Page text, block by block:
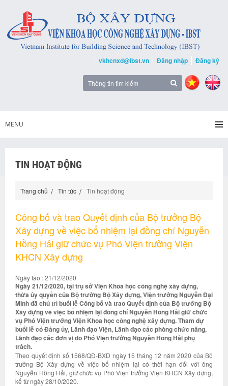
vkhcnxd@ibst.vn Đăng nhập Đăng ký
MENU
TIN HOẠT ĐỘNG
Trang chủ Tin tức Tin hoạt động
Công bố và trao Quyết định của Bộ trưởng Bộ
Xây dựng về việc bổ nhiệm lại đồng chí Nguyễn
Hồng Hải giữ chức vụ Phó Viện trưởng Viện
KHCN Xây dựng
Ngày tạo : 21/12/2020
Ngày 21/12/2020, tại trụ sở Viện Khoa học công nghệ xây dựng,
thừa ủy quyền của Bộ trưởng Bộ Xây dựng, Viện trưởng Nguyễn Đại
Minh đã chủ trì buổi lễ Công bố và trao Quyết định của Bộ trưởng Bộ
Xây dựng về việc bổ nhiệm lại đồng chí Nguyễn Hồng Hải giữ chức
vụ Phó Viện trưởng Viện Khoa học công nghệ xây dựng. Tham dự
buổi lễ có Đảng ủy, Lãnh đạo Viện, Lãnh đạo các phòng chức năng,
Lãnh đạo các đơn vị do Phó Viện trưởng Nguyễn Hồng Hải phụ
trách.
Theo quyết định số 1568/QĐ-BXD ngày 15 tháng 12 năm 2020 của Bộ
trưởng Bộ Xây dựng về việc bổ nhiệm lại có thời hạn đối với ông
Nguyễn Hồng Hải, giữ chức vụ Phó Viện trưởng Viện KHCN Xây dựng,
kể từ ngày 28/10/2020.